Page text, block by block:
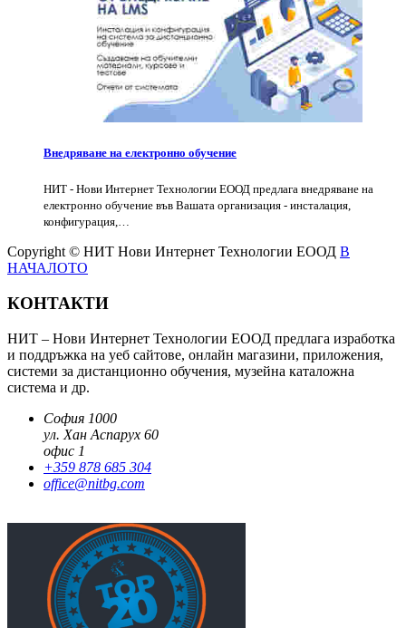
Внедряване на електронно обучение
НИТ - Нови Интернет Технологии ЕООД предлага внедряване на
електронно обучение във Вашата организация - инсталация,
конфигурация,…
Copyright © НИТ Нови Интернет Технологии ЕООД В
НАЧАЛОТО
КОНТАКТИ
НИТ – Нови Интернет Технологии ЕООД предлага изработка
и поддръжка на уеб сайтове, онлайн магазини, приложения,
системи за дистанционно обучения, музейна каталожна
система и др.
София 1000
ул. Хан Аспарух 60
офис 1
+359 878 685 304
office@nitbg.com